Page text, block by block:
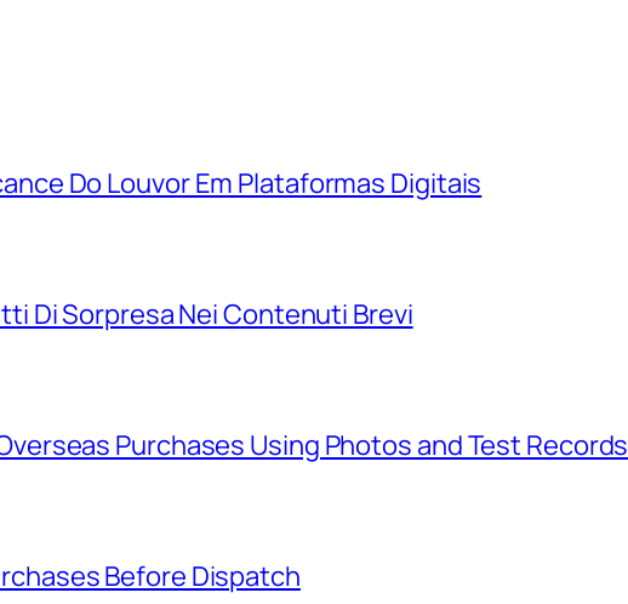
Do Louvor Em Plataformas Digitais
Di Sorpresa Nei Contenuti Brevi
Purchases Using Photos and Test Records
Before Dispatch